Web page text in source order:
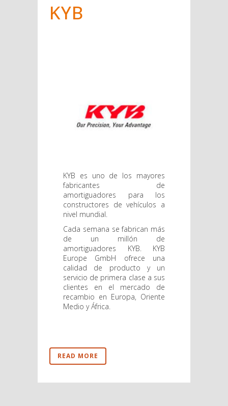
KYB
KYB es uno de los mayores
fabricantes de
amortiguadores para los
constructores de vehículos a
nivel mundial.
Cada semana se fabrican más
de un millón de
amortiguadores KYB. KYB
Europe GmbH ofrece una
calidad de producto y un
servicio de primera clase a sus
clientes en el mercado de
recambio en Europa, Oriente
Medio y África.
READ MORE